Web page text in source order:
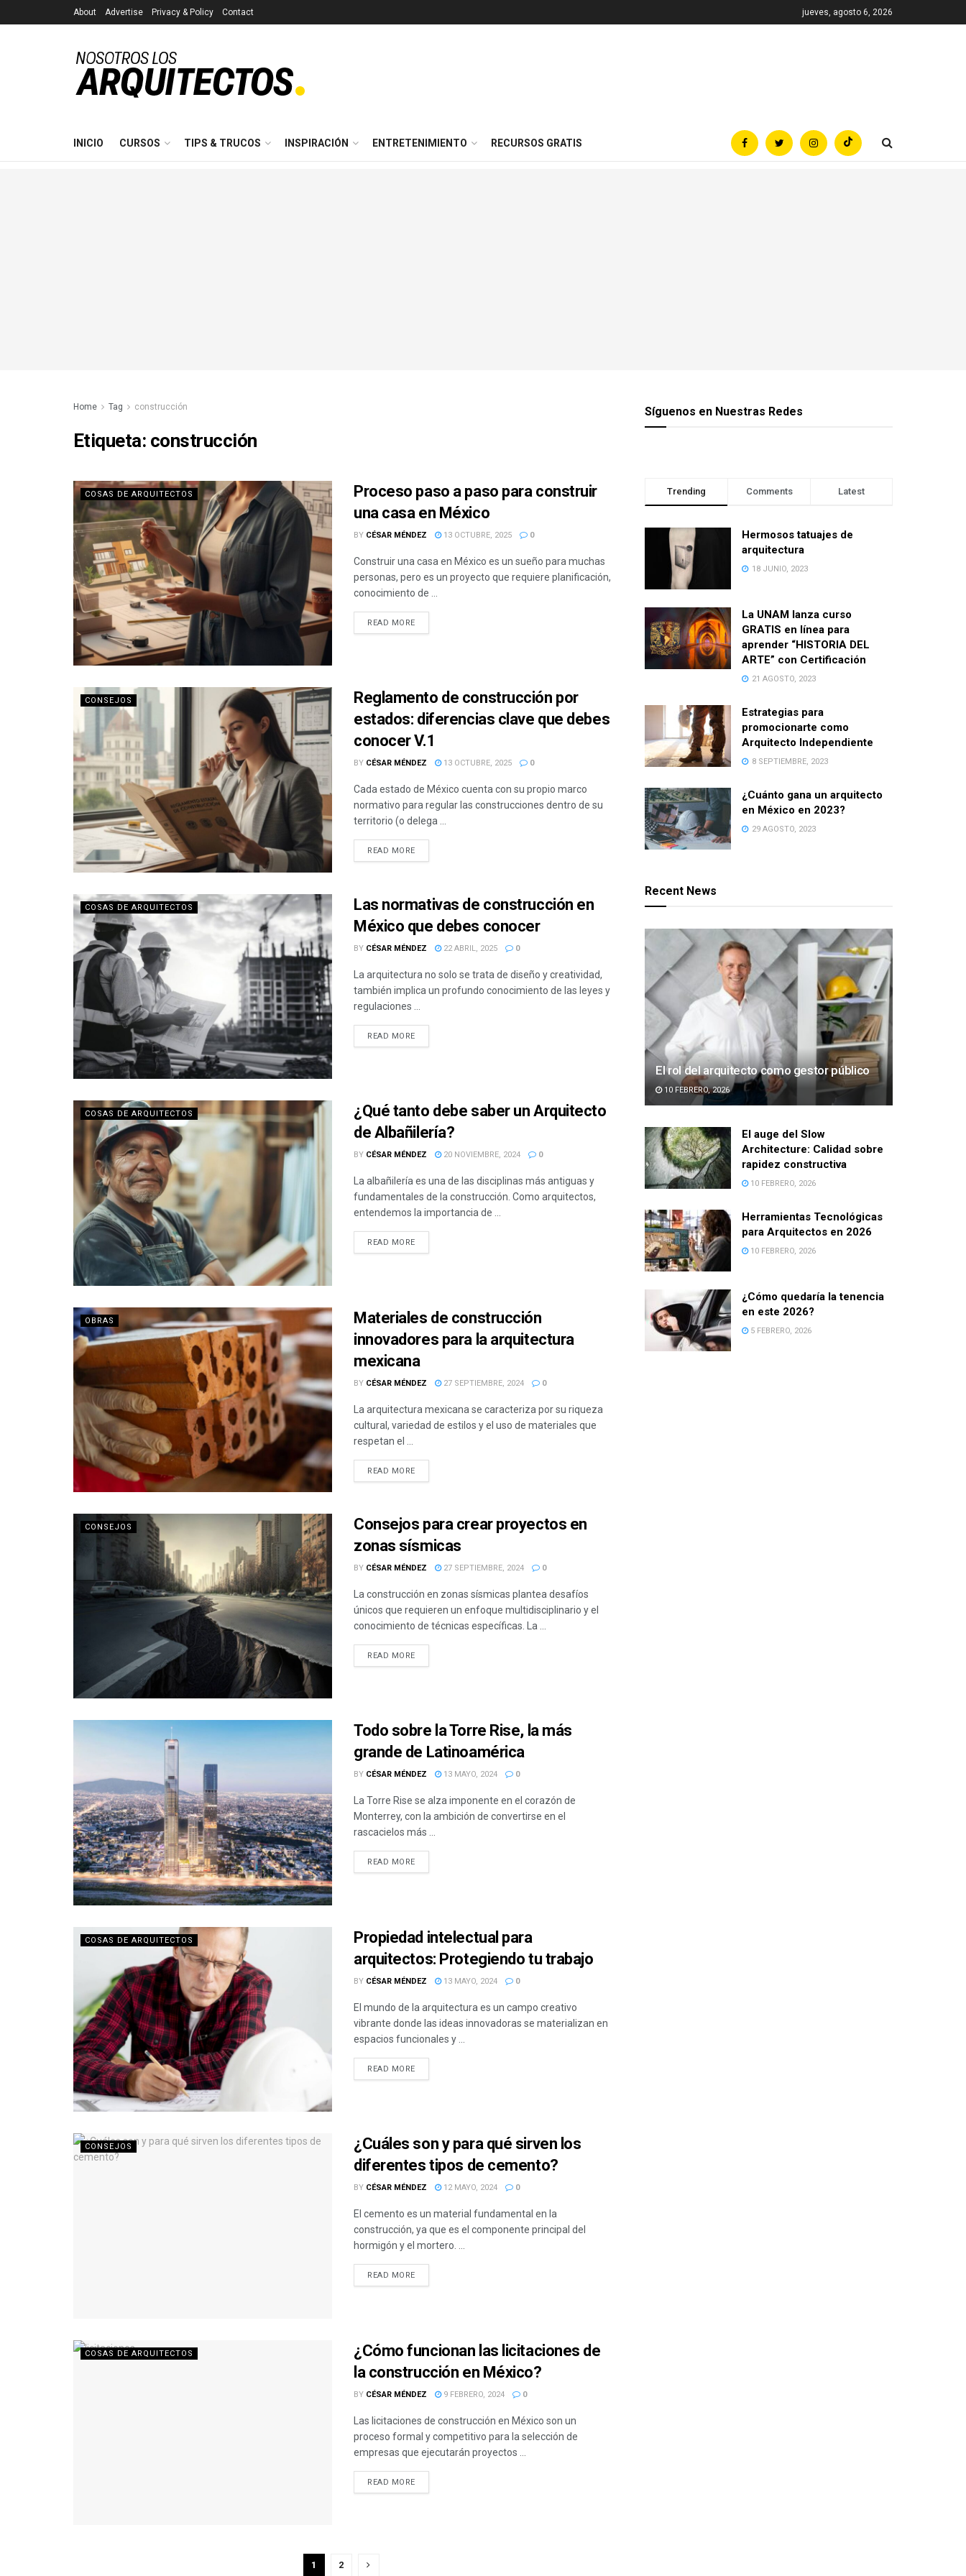
About Advertise Privacy & Policy Contact jueves, agosto 6, 2026
INICIO CURSOS TIPS & TRUCOS INSPIRACIÓN ENTRETENIMIENTO RECURSOS GRATIS
Home Tag construcción
Etiqueta: construcción
COSAS DE ARQUITECTOS
Proceso paso a paso para construir
una casa en México
BY CÉSAR MÉNDEZ 13 OCTUBRE, 2025 0
Construir una casa en México es un sueño para muchas
personas, pero es un proyecto que requiere planificación,
conocimiento de ...
READ MORE
CONSEJOS
Reglamento de construcción por
estados: diferencias clave que debes
conocer V.1
BY CÉSAR MÉNDEZ 13 OCTUBRE, 2025 0
Cada estado de México cuenta con su propio marco
normativo para regular las construcciones dentro de su
territorio (o delega ...
READ MORE
COSAS DE ARQUITECTOS
Las normativas de construcción en
México que debes conocer
BY CÉSAR MÉNDEZ 22 ABRIL, 2025 0
La arquitectura no solo se trata de diseño y creatividad,
también implica un profundo conocimiento de las leyes y
regulaciones ...
READ MORE
COSAS DE ARQUITECTOS
¿Qué tanto debe saber un Arquitecto
de Albañilería?
BY CÉSAR MÉNDEZ 20 NOVIEMBRE, 2024 0
La albañilería es una de las disciplinas más antiguas y
fundamentales de la construcción. Como arquitectos,
entendemos la importancia de ...
READ MORE
OBRAS
Materiales de construcción
innovadores para la arquitectura
mexicana
BY CÉSAR MÉNDEZ 27 SEPTIEMBRE, 2024 0
La arquitectura mexicana se caracteriza por su riqueza
cultural, variedad de estilos y el uso de materiales que
respetan el ...
READ MORE
CONSEJOS
Consejos para crear proyectos en
zonas sísmicas
BY CÉSAR MÉNDEZ 27 SEPTIEMBRE, 2024 0
La construcción en zonas sísmicas plantea desafíos
únicos que requieren un enfoque multidisciplinario y el
conocimiento de técnicas específicas. La ...
READ MORE
Todo sobre la Torre Rise, la más
grande de Latinoamérica
BY CÉSAR MÉNDEZ 13 MAYO, 2024 0
La Torre Rise se alza imponente en el corazón de
Monterrey, con la ambición de convertirse en el
rascacielos más ...
READ MORE
COSAS DE ARQUITECTOS
Propiedad intelectual para
arquitectos: Protegiendo tu trabajo
BY CÉSAR MÉNDEZ 13 MAYO, 2024 0
El mundo de la arquitectura es un campo creativo
vibrante donde las ideas innovadoras se materializan en
espacios funcionales y ...
READ MORE
CONSEJOS
¿Cuáles son y para qué sirven los
diferentes tipos de cemento?
BY CÉSAR MÉNDEZ 12 MAYO, 2024 0
El cemento es un material fundamental en la
construcción, ya que es el componente principal del
hormigón y el mortero. ...
READ MORE
COSAS DE ARQUITECTOS
¿Cómo funcionan las licitaciones de
la construcción en México?
BY CÉSAR MÉNDEZ 9 FEBRERO, 2024 0
Las licitaciones de construcción en México son un
proceso formal y competitivo para la selección de
empresas que ejecutarán proyectos ...
READ MORE
1 2
Síguenos en Nuestras Redes
Trending Comments Latest
Hermosos tatuajes de
arquitectura
18 JUNIO, 2023
La UNAM lanza curso
GRATIS en línea para
aprender “HISTORIA DEL
ARTE” con Certificación
21 AGOSTO, 2023
Estrategias para
promocionarte como
Arquitecto Independiente
8 SEPTIEMBRE, 2023
¿Cuánto gana un arquitecto
en México en 2023?
29 AGOSTO, 2023
Recent News
El rol del arquitecto como gestor público
10 FEBRERO, 2026
El auge del Slow
Architecture: Calidad sobre
rapidez constructiva
10 FEBRERO, 2026
Herramientas Tecnológicas
para Arquitectos en 2026
10 FEBRERO, 2026
¿Cómo quedaría la tenencia
en este 2026?
5 FEBRERO, 2026